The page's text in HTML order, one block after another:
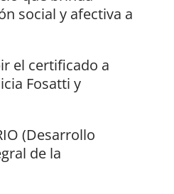
social y afectiva a
el certificado a
Fosatti y
(Desarrollo
de la